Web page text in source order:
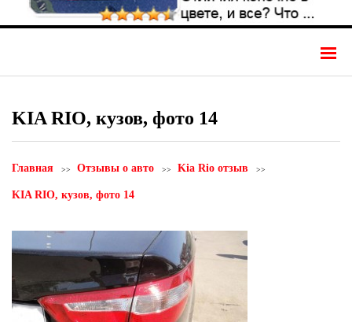
KIA RIO, кузов, фото 14
Главная Отзывы о авто Kia Rio отзыв
KIA RIO, кузов, фото 14